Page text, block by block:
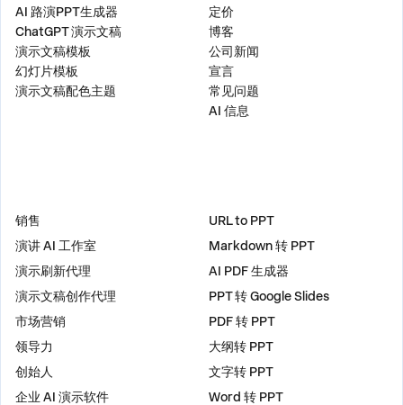
AI 路演PPT生成器
ChatGPT 演示文稿
演示文稿模板
幻灯片模板
演示文稿配色主题
定价
博客
公司新闻
宣言
常见问题
AI 信息
销售
演讲 AI 工作室
演示刷新代理
演示文稿创作代理
市场营销
领导力
创始人
企业 AI 演示软件
URL to PPT
Markdown 转 PPT
AI PDF 生成器
PPT 转 Google Slides
PDF 转 PPT
大纲转 PPT
文字转 PPT
Word 转 PPT